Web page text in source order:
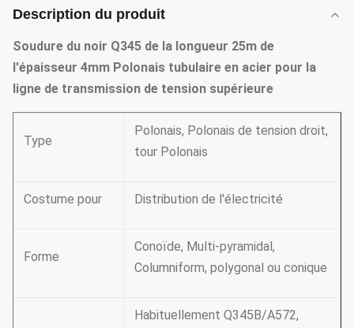
Description du produit
Soudure du noir Q345 de la longueur 25m de
l'épaisseur 4mm Polonais tubulaire en acier pour la
ligne de transmission de tension supérieure
Type
Polonais, Polonais de tension droit,
tour Polonais
Costume pour Distribution de l'électricité
Forme
Conoïde, Multi-pyramidal,
Columniform, polygonal ou conique
Habituellement Q345B/A572,